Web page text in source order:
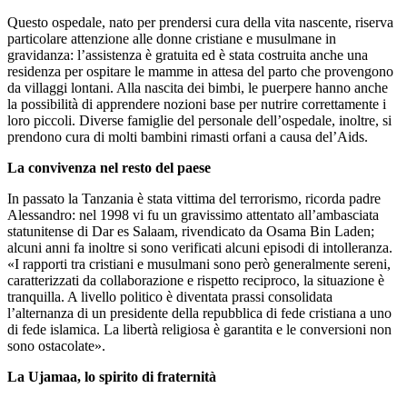
Questo ospedale, nato per prendersi cura della vita nascente, riserva
particolare attenzione alle donne cristiane e musulmane in
gravidanza: l’assistenza è gratuita ed è stata costruita anche una
residenza per ospitare le mamme in attesa del parto che provengono
da villaggi lontani. Alla nascita dei bimbi, le puerpere hanno anche
la possibilità di apprendere nozioni base per nutrire correttamente i
loro piccoli. Diverse famiglie del personale dell’ospedale, inoltre, si
prendono cura di molti bambini rimasti orfani a causa del’Aids.
La convivenza nel resto del paese
In passato la Tanzania è stata vittima del terrorismo, ricorda padre
Alessandro: nel 1998 vi fu un gravissimo attentato all’ambasciata
statunitense di Dar es Salaam, rivendicato da Osama Bin Laden;
alcuni anni fa inoltre si sono verificati alcuni episodi di intolleranza.
«I rapporti tra cristiani e musulmani sono però generalmente sereni,
caratterizzati da collaborazione e rispetto reciproco, la situazione è
tranquilla. A livello politico è diventata prassi consolidata
l’alternanza di un presidente della repubblica di fede cristiana a uno
di fede islamica. La libertà religiosa è garantita e le conversioni non
sono ostacolate».
La Ujamaa, lo spirito di fraternità